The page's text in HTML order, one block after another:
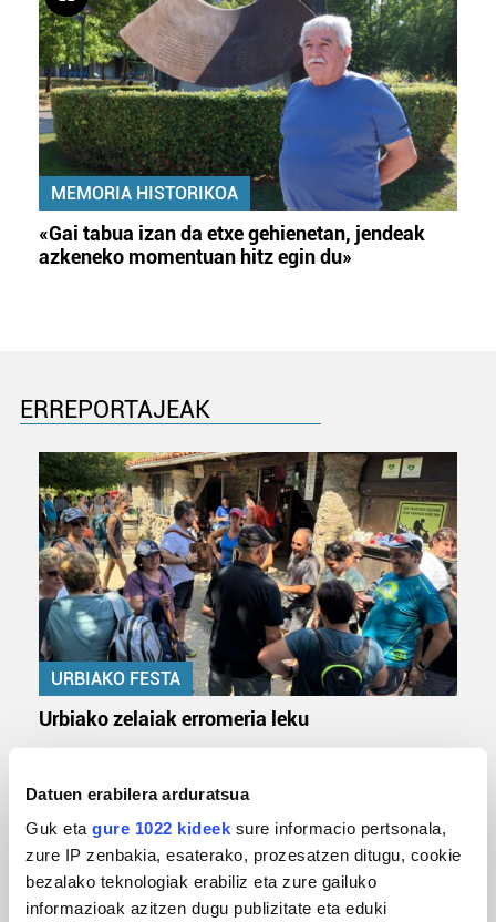
Datuen erabilera arduratsua
Guk eta gure 1022 kideek sure informacio pertsonala,
zure IP zenbakia, esaterako, prozesatzen ditugu, cookie
bezalako teknologiak erabiliz eta zure gailuko
informazioak azitzen dugu publizitate eta eduki
MEMORIA HISTORIKOA
«Gai tabua izan da etxe gehienetan, jendeak
azkeneko momentuan hitz egin du»
ERREPORTAJEAK
URBIAKO FESTA
Urbiako zelaiak erromeria leku